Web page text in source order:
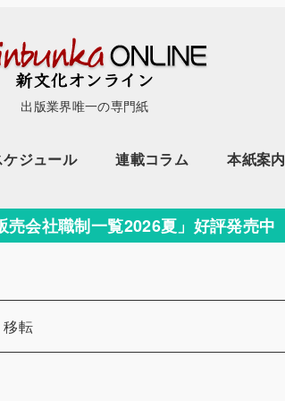
出版業界唯一の専門紙
ジュール 連載コラム 本紙案内
売会社職制一覧2026夏」好評発売中
リー
移転